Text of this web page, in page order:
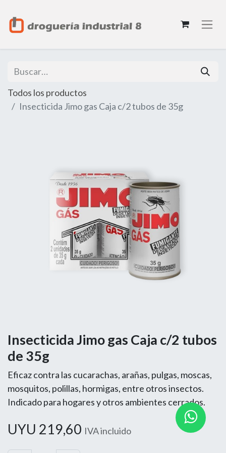
Todos los productos
Insecticida Jimo gas Caja c/2 tubos de 35g
Insecticida Jimo gas Caja c/2 tubos
de 35g
Eficaz contra las cucarachas, arañas, pulgas, moscas,
mosquitos, polillas, hormigas, entre otros insectos.
Indicado para hogares y otros ambientes cerrados.
UYU 219,60 IVA incluido